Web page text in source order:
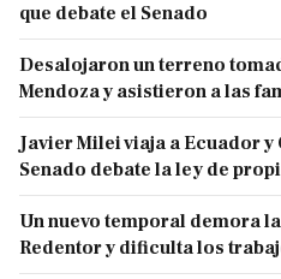
que debate el Senado
Desalojaron un terreno
Mendoza y asistieron a las
Javier Milei viaja a Ecuador
Senado debate la ley de
Un nuevo temporal demora
Redentor y dificulta los